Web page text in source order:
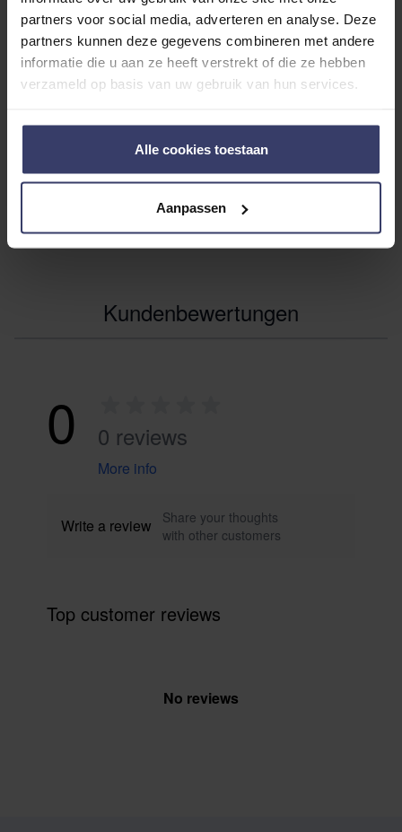
partners voor social media, adverteren en analyse. Deze
partners kunnen deze gegevens combineren met andere
informatie die u aan ze heeft verstrekt of die ze hebben
verzameld op basis van uw gebruik van hun services.
Alle cookies toestaan
Aanpassen
ZUTAT
HANDBUCH
ADDITIONAL INFORMATION
Kundenbewertungen
0 0 reviews
More info
Write a review
Share your thoughts
with other customers
Top customer reviews
No reviews